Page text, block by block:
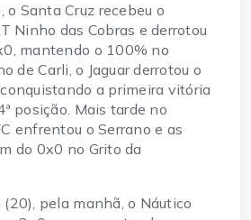
Santa Cruz recebeu o
Ninho das Cobras e derrotou
mantendo o 100% no
de Carli, o Jaguar derrotou o
a primeira vitória
posição. Mais tarde no
enfrentou o Serrano e as
do 0x0 no Grito da
pela manhã, o Náutico